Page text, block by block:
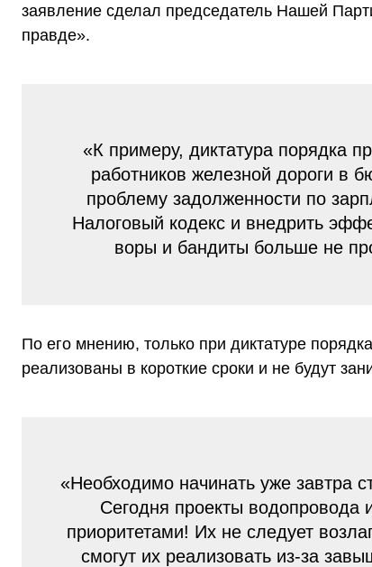
заявление сделал председатель Нашей
правде».
«К примеру, диктатура порядка
работников железной дороги в
проблему задолженности по
Налоговый кодекс и внедрить
воры и бандиты больше не
По его мнению, только при диктатуре
реализованы в короткие сроки и не будут
«Необходимо начинать уже завтра
Сегодня проекты водопровода
приоритетами! Их не следует
смогут их реализовать из-за